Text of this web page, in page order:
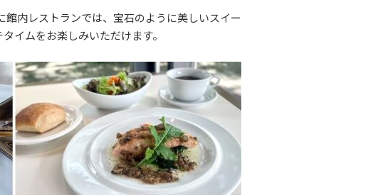
内レストランでは、宝石のように美しいスイー
イムをお楽しみいただけます。